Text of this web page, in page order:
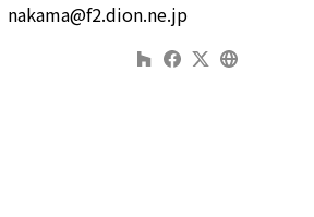
nakama@f2.dion.ne.jp